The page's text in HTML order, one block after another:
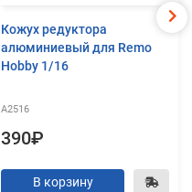
Кожух редуктора
алюминиевый для Remo
Hobby 1/16
A2516
390₽
В корзину